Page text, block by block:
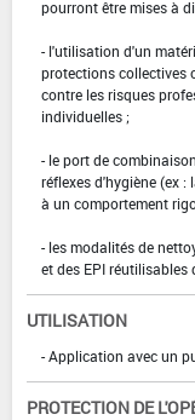
pourront être mises à
- l'utilisation d'un
protections collectives
contre les risques
individuelles ;
- le port de
réflexes d'hygiène (ex
à un comportement
- les modalités de
et des EPI
UTILISATION
- Application avec un
PROTECTION DE